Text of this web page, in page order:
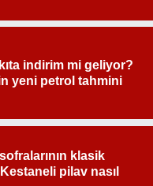
indirim mi geliyor?
yeni petrol tahmini
sofralarının klasik
pilav nasıl